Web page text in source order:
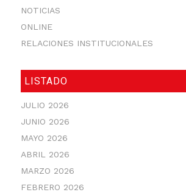
NOTICIAS
ONLINE
RELACIONES INSTITUCIONALES
LISTADO
JULIO 2026
JUNIO 2026
MAYO 2026
ABRIL 2026
MARZO 2026
FEBRERO 2026